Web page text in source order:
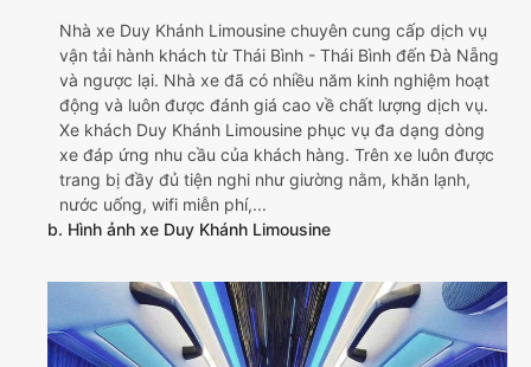
Nhà xe Duy Khánh Limousine chuyên cung cấp dịch vụ
vận tải hành khách từ Thái Bình - Thái Bình đến Đà Nẵng
và ngược lại. Nhà xe đã có nhiều năm kinh nghiệm hoạt
động và luôn được đánh giá cao về chất lượng dịch vụ.
Xe khách Duy Khánh Limousine phục vụ đa dạng dòng
xe đáp ứng nhu cầu của khách hàng. Trên xe luôn được
trang bị đầy đủ tiện nghi như giường nằm, khăn lạnh,
nước uống, wifi miễn phí,...
b. Hình ảnh xe Duy Khánh Limousine